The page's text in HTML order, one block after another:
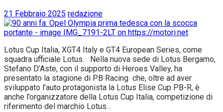
21 Febbraio 2025 redazione
Lotus Cup Italia, XGT4 Italy e GT4 European Series, come
squadra ufficiale Lotus. Nella nuova sede di Lotus Bergamo,
Stefano D’Aste, con il supporto di Heroes Valley, ha
presentato la stagione di PB Racing che, oltre ad aver
sviluppato l’auto protagonista la Lotus Elise Cup PB-R, è
anche l’organizzatore della Lotus Cup Italia, competizione di
riferimento del marchio Lotus…